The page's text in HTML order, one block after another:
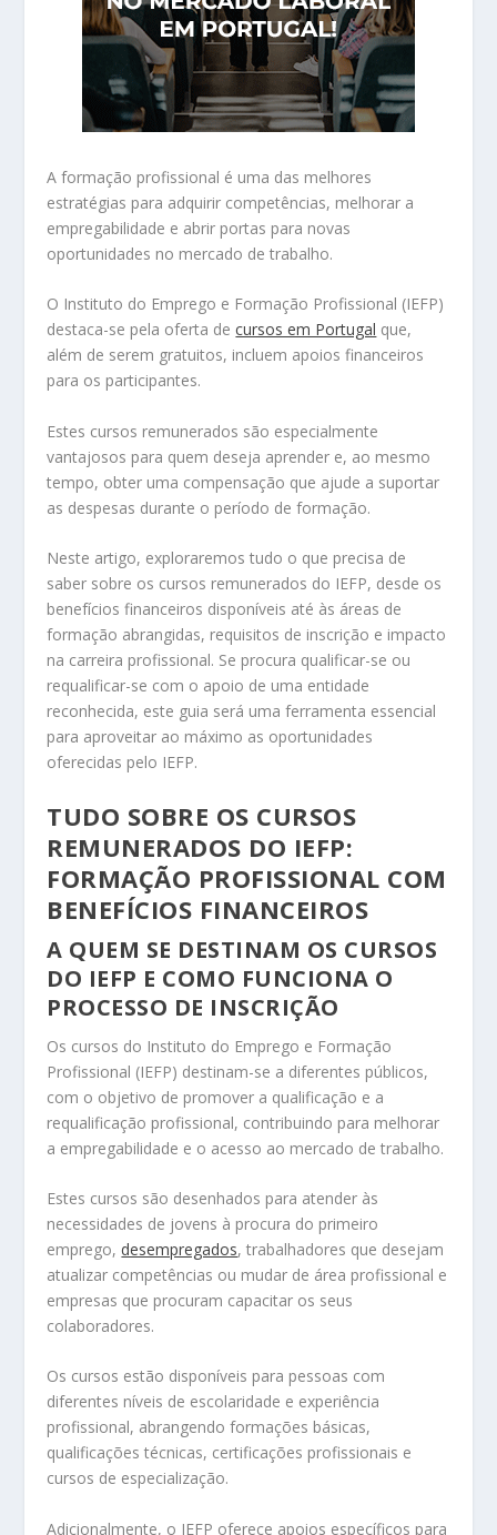
A formação profissional é uma das melhores
estratégias para adquirir competências, melhorar a
empregabilidade e abrir portas para novas
oportunidades no mercado de trabalho.
O Instituto do Emprego e Formação Profissional (IEFP)
destaca-se pela oferta decursos em Portugal que,
além de serem gratuitos, incluem apoios financeiros
para os participantes.
Estes cursos remunerados são especialmente
vantajosos para quem deseja aprender e, ao mesmo
tempo, obter uma compensação que ajude a suportar
as despesas durante o período de formação.
Neste artigo, exploraremos tudo o que precisa de
saber sobre os cursos remunerados do IEFP, desde os
benefícios financeiros disponíveis até às áreas de
formação abrangidas, requisitos de inscrição e impacto
na carreira profissional. Se procura qualificar-se ou
requalificar-se com o apoio de uma entidade
reconhecida, este guia será uma ferramenta essencial
para aproveitar ao máximo as oportunidades
oferecidas pelo IEFP.
TUDO SOBRE OS CURSOS
REMUNERADOS DO IEFP:
FORMAÇÃO PROFISSIONAL COM
BENEFÍCIOS FINANCEIROS
A QUEM SE DESTINAM OS CURSOS
DO IEFP E COMO FUNCIONA O
PROCESSO DE INSCRIÇÃO
Os cursos do Instituto do Emprego e Formação
Profissional (IEFP) destinam-se a diferentes públicos,
com o objetivo de promover a qualificação e a
requalificação profissional, contribuindo para melhorar
a empregabilidade e o acesso ao mercado de trabalho.
Estes cursos são desenhados para atender às
necessidades de jovens à procura do primeiro
emprego, desempregados, trabalhadores que desejam
atualizar competências ou mudar de área profissional e
empresas que procuram capacitar os seus
colaboradores.
Os cursos estão disponíveis para pessoas com
diferentes níveis de escolaridade e experiência
profissional, abrangendo formações básicas,
qualificações técnicas, certificações profissionais e
cursos de especialização.
Adicionalmente, o IEFP oferece apoios específicos para